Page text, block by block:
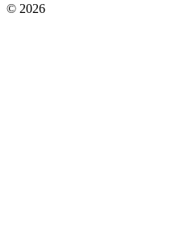
© 2026